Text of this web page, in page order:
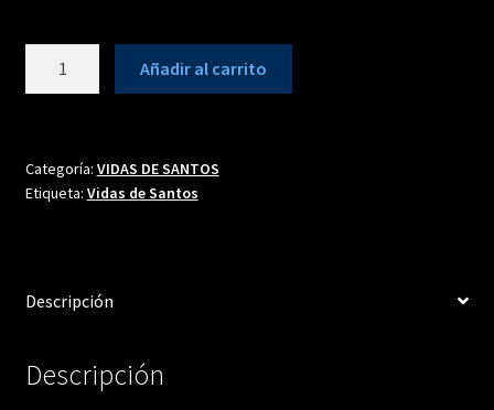
Añadir al carrito
Categoría: VIDAS DE SANTOS
Etiqueta: Vidas de Santos
Descripción
Descripción